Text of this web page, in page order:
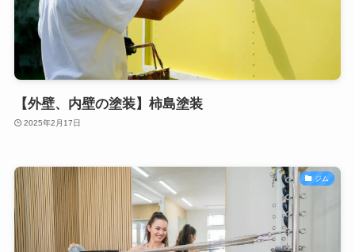
【外壁、内壁の塗装】柿島塗装
2025年2月17日
ジム